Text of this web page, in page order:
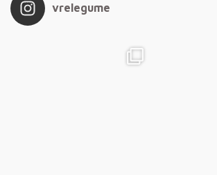
vrelegume